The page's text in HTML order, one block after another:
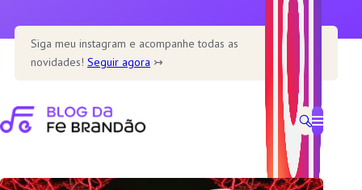
para
Siga meu instagram e acompanhe todas as
novidades!Seguir agora ↣
Home – Cafe